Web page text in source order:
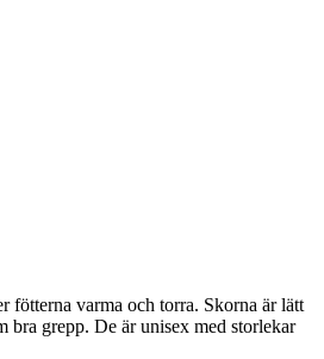
fötterna varma och torra. Skorna är lätt
bra grepp. De är unisex med storlekar